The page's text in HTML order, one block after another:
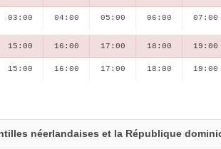
03:00 04:00 05:00 06:00 07:00
15:00 16:00 17:00 18:00 19:00
15:00 16:00 17:00 18:00 19:00
néerlandaises et la République